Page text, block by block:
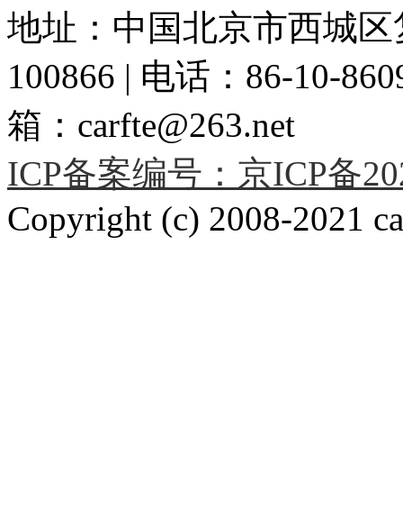
地址：中国北京市西城
100866 | 电话：86-10-
箱：carfte@263.net
ICP备案编号：京ICP备
Copyright (c) 2008-2021